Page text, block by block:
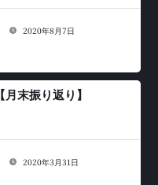
2020年8月7日
【月末振り返り】
2020年3月31日